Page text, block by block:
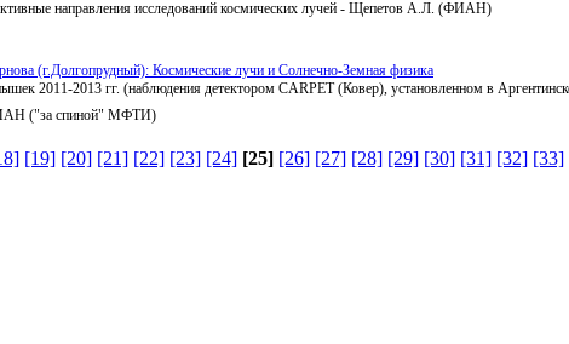
направления исследований космических лучей - Щепетов А.Л. (ФИАН)
(г.Долгопрудный): Космические лучи и Солнечно-Земная физика
2011-2013 гг. (наблюдения детектором CARPET (Ковер), установленном в
("за спиной" МФТИ)
[19] [20] [21] [22] [23] [24] [25] [26] [27] [28] [29] [30] [31] [32] [33]